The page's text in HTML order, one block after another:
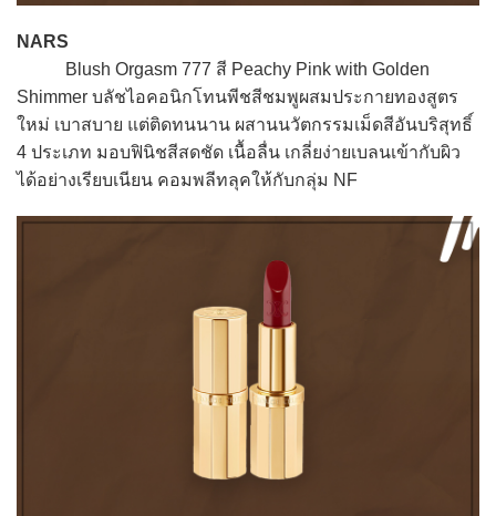
NARS
Blush Orgasm 777 สี Peachy Pink with Golden
Shimmer บลัชไอคอนิกโทนพีชสีชมพูผสมประกายทองสูตร
ใหม่ เบาสบาย แต่ติดทนนาน ผสานนวัตกรรมเม็ดสีอันบริสุทธิ์
4 ประเภท มอบฟินิชสีสดชัด เนื้อลื่น เกลี่ยง่ายเบลนเข้ากับผิว
ได้อย่างเรียบเนียน คอมพลีทลุคให้กับกลุ่ม NF